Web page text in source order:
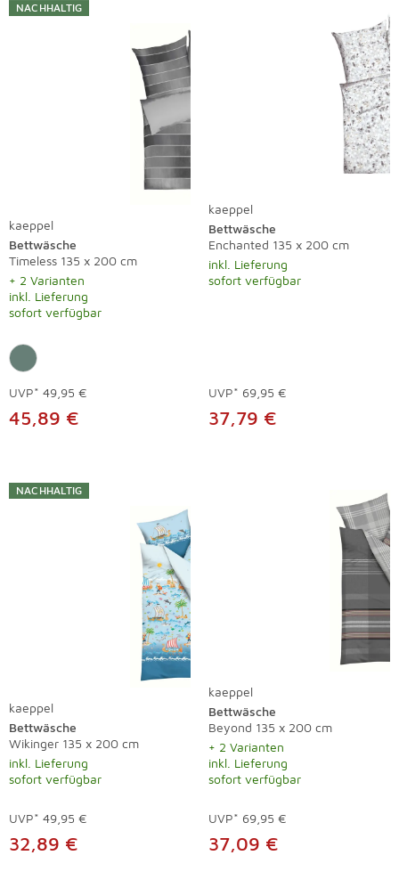
NACHHALTIG
kaeppel
Bettwäsche
Timeless 135 x 200 cm
+ 2 Varianten
inkl. Lieferung
sofort verfügbar
UVP* 49,95 €
45,89 €
kaeppel
Bettwäsche
Enchanted 135 x 200 cm
inkl. Lieferung
sofort verfügbar
UVP* 69,95 €
37,79 €
NACHHALTIG
kaeppel
Bettwäsche
Wikinger 135 x 200 cm
inkl. Lieferung
sofort verfügbar
UVP* 49,95 €
32,89 €
kaeppel
Bettwäsche
Beyond 135 x 200 cm
+ 2 Varianten
inkl. Lieferung
sofort verfügbar
UVP* 69,95 €
37,09 €